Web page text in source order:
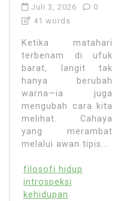
Juli 3, 2026
0
41 words
Ketika matahari
terbenam di ufuk
barat, langit tak
hanya berubah
warna—ia juga
mengubah cara kita
melihat. Cahaya
yang merambat
melalui awan tipis...
filosofi hidup
introspeksi
kehidupan